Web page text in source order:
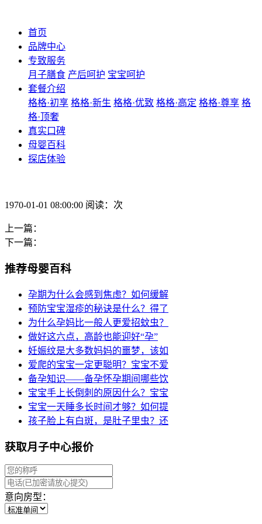
首页
品牌中心
专致服务
月子膳食 产后呵护 宝宝呵护
套餐介绍
格格·初享 格格·新生 格格·优致 格格·高定 格格·尊享 格
格·顶奢
真实口碑
母婴百科
探店体验
1970-01-01 08:00:00 阅读：次
上一篇：
下一篇：
推荐母婴百科
孕期为什么会感到焦虑？如何缓解
预防宝宝湿疹的秘诀是什么？得了
为什么孕妈比一般人更爱招蚊虫？
做好这六点，高龄也能迎好“孕”
妊娠纹是大多数妈妈的噩梦，该如
爱爬的宝宝一定更聪明？宝宝不爱
备孕知识——备孕怀孕期间哪些饮
宝宝手上长倒刺的原因什么？宝宝
宝宝一天睡多长时间才够？如何提
孩子脸上有白斑，是肚子里虫？还
获取月子中心报价
意向房型：